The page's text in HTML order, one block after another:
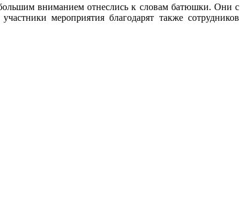
вниманием отнеслись к словам батюшки. Они с
мероприятия благодарят также сотрудников